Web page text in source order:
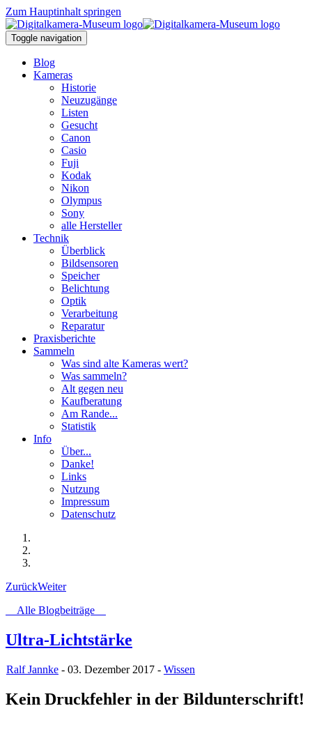
Zum Hauptinhalt springen
Toggle navigation
Blog
Kameras
Historie
Neuzugänge
Listen
Gesucht
Canon
Casio
Fuji
Kodak
Nikon
Olympus
Sony
alle Hersteller
Technik
Überblick
Bildsensoren
Speicher
Belichtung
Optik
Verarbeitung
Reparatur
Praxisberichte
Sammeln
Was sind alte Kameras wert?
Was sammeln?
Alt gegen neu
Kaufberatung
Am Rande...
Statistik
Info
Über...
Danke!
Links
Nutzung
Impressum
Datenschutz
ZurückWeiter
Alle Blogbeiträge
Ultra-Lichtstärke
Ralf Jannke - 03. Dezember 2017 - Wissen
Kein Druckfehler in der Bildunterschrift!